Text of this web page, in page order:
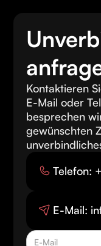
Kontaktieren
E-Mail oder
besprechen
gewünschten
Telefon:
E-Mail: